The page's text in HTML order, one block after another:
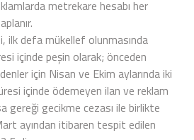
metrekare hesabı her
ilk defa mükellef olunmasında
içinde peşin olarak; önceden
için Nisan ve Ekim aylarında iki
içinde ödemeyen ilan ve reklam
gereği gecikme cezası ile birlikte
ayından itibaren tespit edilen